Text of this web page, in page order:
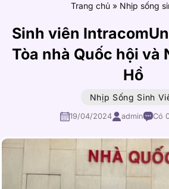
Trang chủ » Nhịp sống
Sinh viên
Tòa nhà Quốc hội và
Hồ
Nhịp Sống Sinh
19/04/2024 admin Có